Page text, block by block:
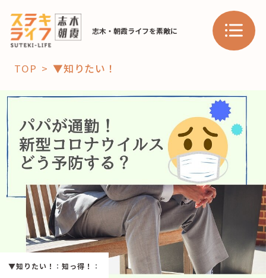
志木・朝霞ライフを素敵に
「コト」
子育て
暮らし
おすすめ
スポット 学び・教育
「場」
HAREL HAREL
活用事例
TOP ▼知りたい！
▼知りたい！ ：知っ得！ ：